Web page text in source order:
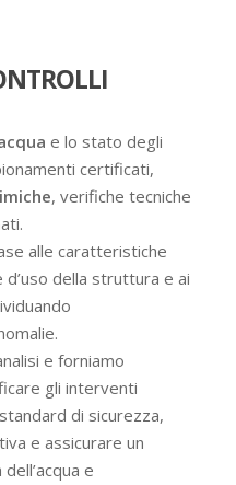
e lo stato degli
certificati,
, verifiche tecniche
alle caratteristiche
d’uso della struttura e ai
e forniamo
gli interventi
di sicurezza,
e assicurare un
e